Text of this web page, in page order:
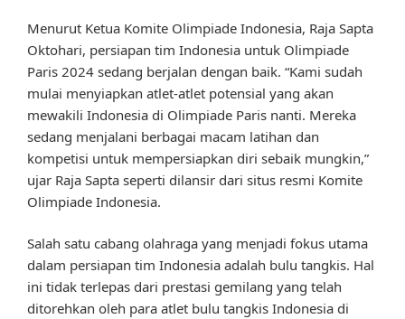
Menurut Ketua Komite Olimpiade Indonesia, Raja Sapta
Oktohari, persiapan tim Indonesia untuk Olimpiade
Paris 2024 sedang berjalan dengan baik. “Kami sudah
mulai menyiapkan atlet-atlet potensial yang akan
mewakili Indonesia di Olimpiade Paris nanti. Mereka
sedang menjalani berbagai macam latihan dan
kompetisi untuk mempersiapkan diri sebaik mungkin,”
ujar Raja Sapta seperti dilansir dari situs resmi Komite
Olimpiade Indonesia.
Salah satu cabang olahraga yang menjadi fokus utama
dalam persiapan tim Indonesia adalah bulu tangkis. Hal
ini tidak terlepas dari prestasi gemilang yang telah
ditorehkan oleh para atlet bulu tangkis Indonesia di